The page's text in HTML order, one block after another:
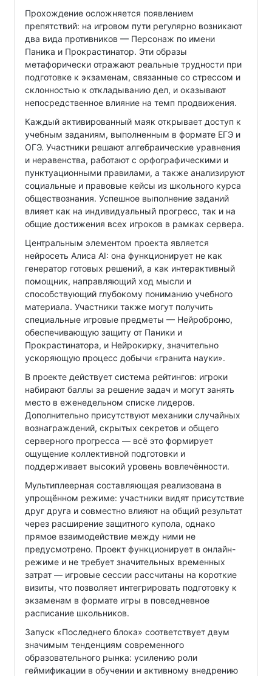
Прохождение осложняется появлением
препятствий: на игровом пути регулярно возникают
два вида противников — Персонаж по имени
Паника и Прокрастинатор. Эти образы
метафорически отражают реальные трудности при
подготовке к экзаменам, связанные со стрессом и
склонностью к откладыванию дел, и оказывают
непосредственное влияние на темп продвижения.
Каждый активированный маяк открывает доступ к
учебным заданиям, выполненным в формате ЕГЭ и
ОГЭ. Участники решают алгебраические уравнения
и неравенства, работают с орфографическими и
пунктуационными правилами, а также анализируют
социальные и правовые кейсы из школьного курса
обществознания. Успешное выполнение заданий
влияет как на индивидуальный прогресс, так и на
общие достижения всех игроков в рамках сервера.
Центральным элементом проекта является
нейросеть Алиса AI: она функционирует не как
генератор готовых решений, а как интерактивный
помощник, направляющий ход мысли и
способствующий глубокому пониманию учебного
материала. Участники также могут получить
специальные игровые предметы — Нейроброню,
обеспечивающую защиту от Паники и
Прокрастинатора, и Нейрокирку, значительно
ускоряющую процесс добычи «гранита науки».
В проекте действует система рейтингов: игроки
набирают баллы за решение задач и могут занять
место в еженедельном списке лидеров.
Дополнительно присутствуют механики случайных
вознаграждений, скрытых секретов и общего
серверного прогресса — всё это формирует
ощущение коллективной подготовки и
поддерживает высокий уровень вовлечённости.
Мультиплеерная составляющая реализована в
упрощённом режиме: участники видят присутствие
друг друга и совместно влияют на общий результат
через расширение защитного купола, однако
прямое взаимодействие между ними не
предусмотрено. Проект функционирует в онлайн-
режиме и не требует значительных временных
затрат — игровые сессии рассчитаны на короткие
визиты, что позволяет интегрировать подготовку к
экзаменам в формате игры в повседневное
расписание школьников.
Запуск «Последнего блока» соответствует двум
значимым тенденциям современного
образовательного рынка: усилению роли
геймификации в обучении и активному внедрению